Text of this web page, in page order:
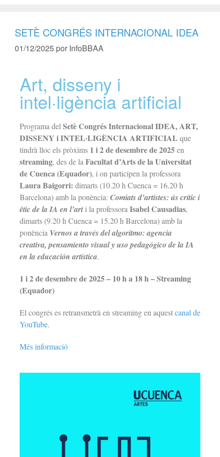
SETÈ CONGRÉS INTERNACIONAL IDEA
01/12/2025 por InfoBBAA
Art, disseny i
intel·ligència artificial
Programa delSetè Congrés Internacional IDEA, ART,
DISSENY i INTEL·LIGÈNCIA ARTIFICIAL que
tindrà lloc els pròxims 1 i 2 de desembre de 2025en
streaming, des de laFacultat d’Arts de la Universitat
de Cuenca (Equador), i on participen la professora
Laura Baigorri: dimarts (10.20 h Cuenca = 16.20 h
Barcelona) amb la ponència: Comiats d’artistes: ús crític i
ètic de la IA en l’arti la professoraIsabel Causadias,
dimarts (9.20 h Cuenca = 15.20 h Barcelona) amb la
ponència Vernos a través del algoritmo: agencia
creativa, pensamiento visual y uso pedagógico de la IA
en la educación artística.
1 i 2 de desembre de 2025 – 10 h a 18 h – Streaming
(Equador)
El congrés es retransmetrà en streaming en aquestcanal de
YouTube.
Més informació